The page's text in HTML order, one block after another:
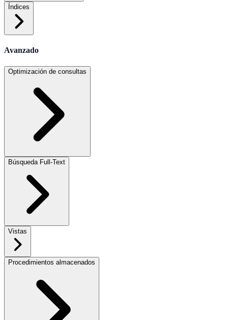
Índices
Avanzado
Optimización de consultas
Búsqueda Full-Text
Vistas
Procedimientos almacenados